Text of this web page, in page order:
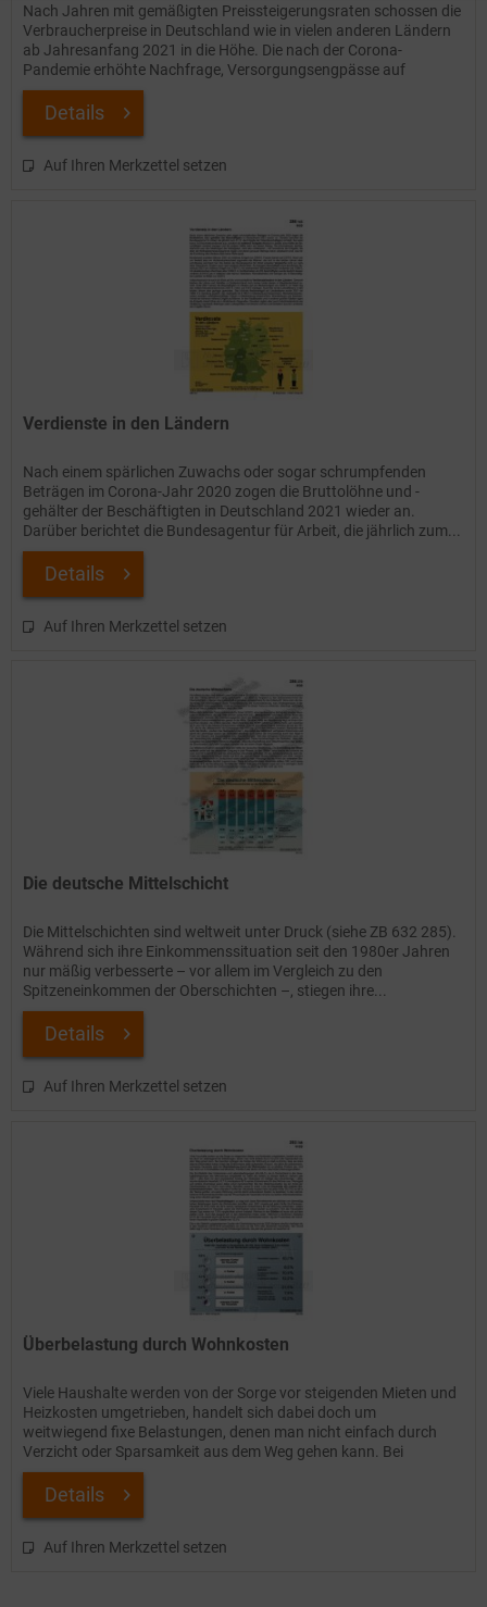
Nach Jahren mit gemäßigten Preissteigerungsraten schossen die
Verbraucherpreise in Deutschland wie in vielen anderen Ländern
ab Jahresanfang 2021 in die Höhe. Die nach der Corona-
Pandemie erhöhte Nachfrage, Versorgungsengpässe auf
Grund...
Details
Auf Ihren Merkzettel setzen
Verdienste in den Ländern
Nach einem spärlichen Zuwachs oder sogar schrumpfenden
Beträgen im Corona-Jahr 2020 zogen die Bruttolöhne und -
gehälter der Beschäftigten in Deutschland 2021 wieder an.
Darüber berichtet die Bundesagentur für Arbeit, die jährlich zum...
Details
Auf Ihren Merkzettel setzen
Die deutsche Mittelschicht
Die Mittelschichten sind weltweit unter Druck (siehe ZB 632 285).
Während sich ihre Einkommenssituation seit den 1980er Jahren
nur mäßig verbesserte – vor allem im Vergleich zu den
Spitzeneinkommen der Oberschichten –, stiegen ihre...
Details
Auf Ihren Merkzettel setzen
Überbelastung durch Wohnkosten
Viele Haushalte werden von der Sorge vor steigenden Mieten und
Heizkosten umgetrieben, handelt sich dabei doch um
weitwiegend fixe Belastungen, denen man nicht einfach durch
Verzicht oder Sparsamkeit aus dem Weg gehen kann. Bei
manchen...
Details
Auf Ihren Merkzettel setzen